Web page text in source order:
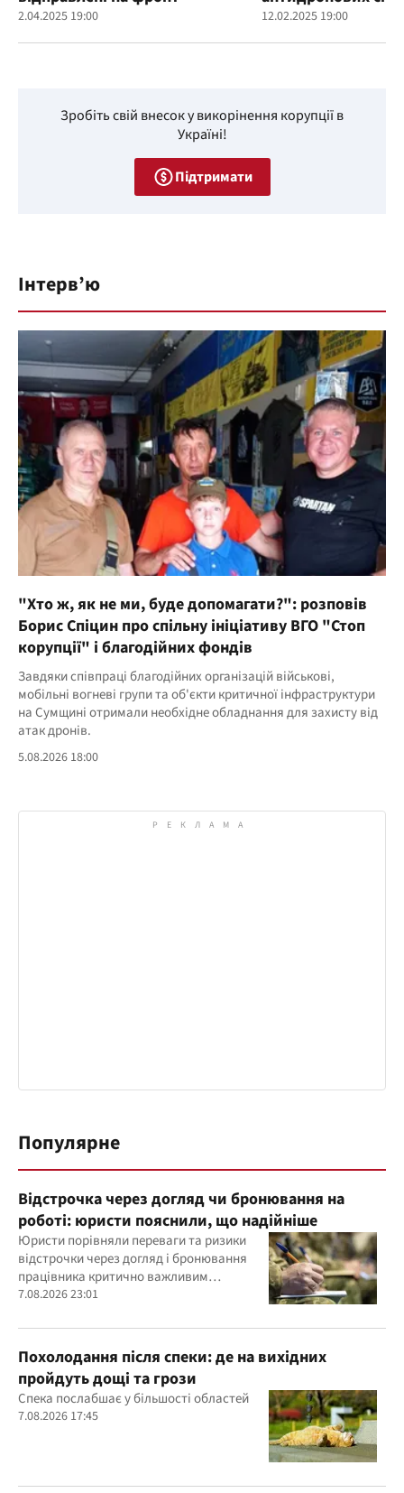
2.04.2025 19:00 12.02.2025 19:00
Зробіть свій внесок у викорінення корупції в
Україні!
Підтримати
Інтерв’ю
"Хто ж, як не ми, буде допомагати?": розповів
Борис Спіцин про спільну ініціативу ВГО "Стоп
корупції" і благодійних фондів
Завдяки співпраці благодійних організацій військові,
мобільні вогневі групи та об'єкти критичної інфраструктури
на Сумщині отримали необхідне обладнання для захисту від
атак дронів.
5.08.2026 18:00
Популярне
Відстрочка через догляд чи бронювання на
роботі: юристи пояснили, що надійніше
Юристи порівняли переваги та ризики
відстрочки через догляд і бронювання
працівника критично важливим
підприємством
7.08.2026 23:01
Похолодання після спеки: де на вихідних
пройдуть дощі та грози
Спека послабшає у більшості областей
7.08.2026 17:45